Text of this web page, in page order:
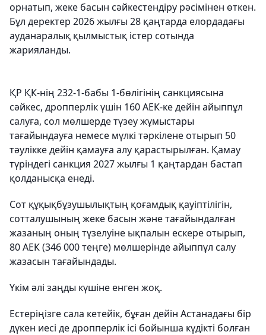
орнатып, жеке басын сәйкестендіру рәсімінен өткен.
Бұл деректер 2026 жылғы 28 қаңтарда елордадағы
ауданаралық қылмыстық істер сотында
жарияланды.
ҚР ҚК-нің 232-1-бабы 1-бөлігінің санкциясына
сәйкес, дропперлік үшін 160 АЕК-ке дейін айыппұл
салуға, сол мөлшерде түзеу жұмыстары
тағайындауға немесе мүлкі тәркілене отырып 50
тәулікке дейін қамауға алу қарастырылған. Қамау
түріндегі санкция 2027 жылғы 1 қаңтардан бастап
қолданысқа енеді.
Сот құқықбұзушылықтың қоғамдық қауіптілігін,
сотталушының жеке басын және тағайындалған
жазаның оның түзелуіне ықпалын ескере отырып,
80 АЕК (346 000 теңге) мөлшерінде айыппұл салу
жазасын тағайындады.
Үкім әлі заңды күшіне енген жоқ.
Естеріңізге сала кетейік, бұған дейін Астанадағы бір
дүкен иесі де дропперлік ісі бойынша күдікті болған